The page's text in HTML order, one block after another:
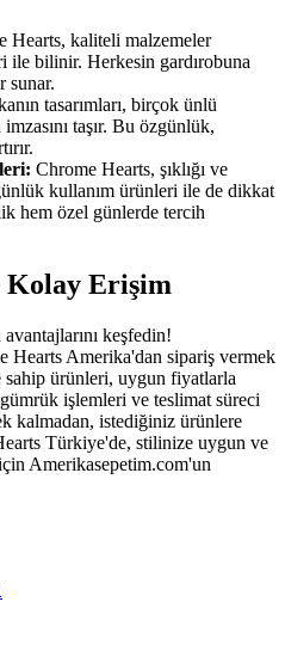
Hearts, kaliteli malzemeler
ile bilinir. Herkesin gardırobuna
sunar.
tasarımları, birçok ünlü
imzasını taşır. Bu özgünlük,
Chrome Hearts, şıklığı ve
kullanım ürünleri ile de dikkat
hem özel günlerde tercih
Kolay Erişim
keşfedin!
Hearts Amerika'dan sipariş vermek
ürünleri, uygun fiyatlarla
işlemleri ve teslimat süreci
kalmadan, istediğiniz ürünlere
Türkiye'de, stilinize uygun ve
Amerikasepetim.com'un